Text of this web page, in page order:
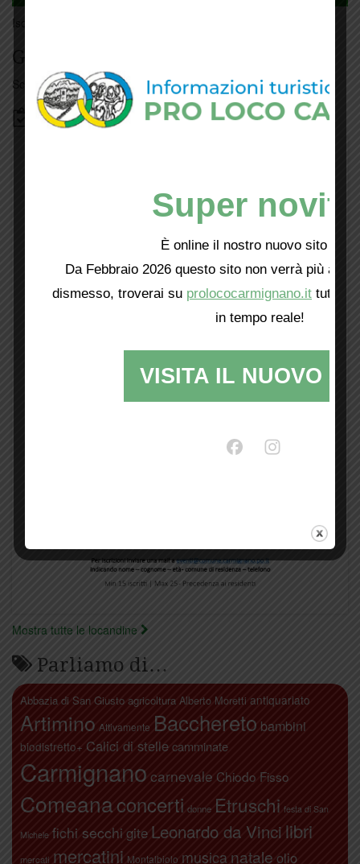
Iscriviti
Giorno per giorno a Carmignano
Scopri tutti gli eventiqui
Bacheca
Mostra tutte le locandine
Parliamo di…
Abbazia di San Giusto agricoltura Alberto Moretti antiquariato
Artimino Attivamente Bacchereto bambini
biodistretto+ Calici di stellecamminate
Carmignano carnevale Chiodo Fisso
Comeanaconcerti donne Etruschi festa di San
Michele fichi secchi gite Leonardo da Vinci libri
mercati mercatini Montalbiolo musica natale olio
Super
È online il nostro nuovo sito web!
Da Febbraio 2026 questo sito non verrà più
dismesso, troverai su prolococarmignano.it tutti i
in tempo reale!
VISITA IL NUOVO